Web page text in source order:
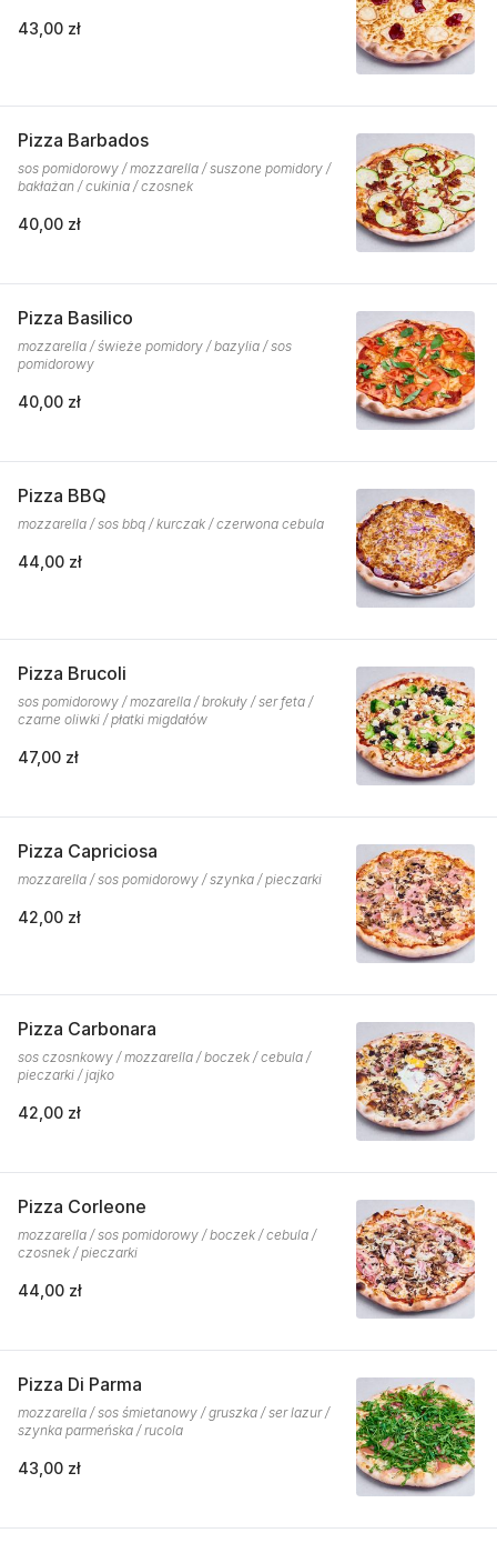
43,00 zł
Pizza Barbados
sos pomidorowy / mozzarella / suszone pomidory /
bakłażan / cukinia / czosnek
40,00 zł
Pizza Basilico
mozzarella / świeże pomidory / bazylia / sos
pomidorowy
40,00 zł
Pizza BBQ
mozzarella / sos bbq / kurczak / czerwona cebula
44,00 zł
Pizza Brucoli
sos pomidorowy / mozarella / brokuły / ser feta /
czarne oliwki / płatki migdałów
47,00 zł
Pizza Capriciosa
mozzarella / sos pomidorowy / szynka / pieczarki
42,00 zł
Pizza Carbonara
sos czosnkowy / mozzarella / boczek / cebula /
pieczarki / jajko
42,00 zł
Pizza Corleone
mozzarella / sos pomidorowy / boczek / cebula /
czosnek / pieczarki
44,00 zł
Pizza Di Parma
mozzarella / sos śmietanowy / gruszka / ser lazur /
szynka parmeńska / rucola
43,00 zł